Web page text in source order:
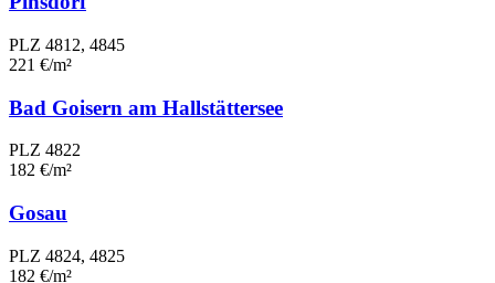
PLZ 4812, 4845
221 €/m²
Bad Goisern am Hallstättersee
PLZ 4822
182 €/m²
Gosau
PLZ 4824, 4825
182 €/m²